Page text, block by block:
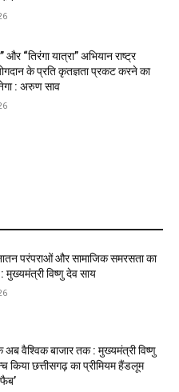
और “तिरंगा यात्रा” अभियान राष्ट्र
के प्रति कृतज्ञता प्रकट करने का
: अरुण साव
परंपराओं और सामाजिक समरसता का
विष्णु देव साय
अब वैश्विक बाजार तक : मुख्यमंत्री विष्णु
किया छत्तीसगढ़ का प्रीमियम हैंडलूम